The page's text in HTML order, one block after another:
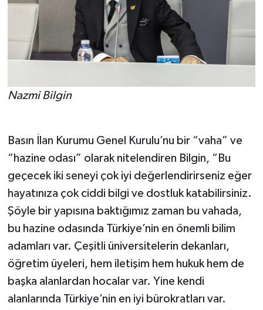
Nazmi Bilgin
Basın İlan Kurumu Genel Kurulu’nu bir “vaha” ve
“hazine odası” olarak nitelendiren Bilgin, “Bu
geçecek iki seneyi çok iyi değerlendirirseniz eğer
hayatınıza çok ciddi bilgi ve dostluk katabilirsiniz.
Şöyle bir yapısına baktığımız zaman bu vahada,
bu hazine odasında Türkiye’nin en önemli bilim
adamları var. Çeşitli üniversitelerin dekanları,
öğretim üyeleri, hem iletişim hem hukuk hem de
başka alanlardan hocalar var. Yine kendi
alanlarında Türkiye’nin en iyi bürokratları var.